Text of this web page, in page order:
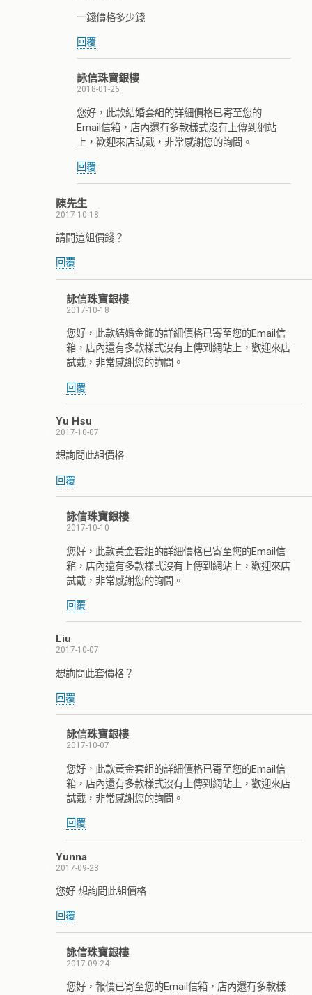
一錢價格多少錢
回覆
詠信珠寶銀樓
2018-01-26
您好，此款結婚套組的詳細價格已寄至您的
Email信箱，店內還有多款樣式沒有上傳到網站
上，歡迎來店試戴，非常感謝您的詢問。
回覆
陳先生
2017-10-18
請問這組價錢？
回覆
詠信珠寶銀樓
2017-10-18
您好，此款結婚金飾的詳細價格已寄至您的Email信
箱，店內還有多款樣式沒有上傳到網站上，歡迎來店
試戴，非常感謝您的詢問。
回覆
Yu Hsu
2017-10-07
想詢問此組價格
回覆
詠信珠寶銀樓
2017-10-10
您好，此款黃金套組的詳細價格已寄至您的Email信
箱，店內還有多款樣式沒有上傳到網站上，歡迎來店
試戴，非常感謝您的詢問。
回覆
Liu
2017-10-07
想詢問此套價格？
回覆
詠信珠寶銀樓
2017-10-07
您好，此款黃金套組的詳細價格已寄至您的Email信
箱，店內還有多款樣式沒有上傳到網站上，歡迎來店
試戴，非常感謝您的詢問。
回覆
Yunna
2017-09-23
您好 想詢問此組價格
回覆
詠信珠寶銀樓
2017-09-24
您好，報價已寄至您的Email信箱，店內還有多款樣